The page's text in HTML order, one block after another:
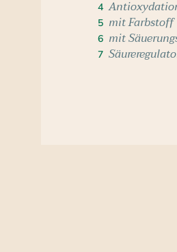
4
5 mit Farbstoff
6 mit
7